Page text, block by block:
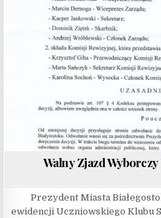
Walny Zjazd
Prezydent Miasta
ewidencji Uczniowskiego Klubu